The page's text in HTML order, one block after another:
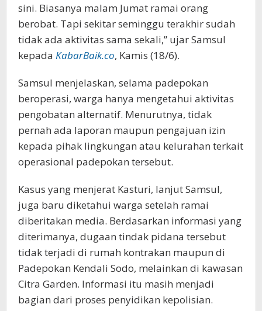
sini. Biasanya malam Jumat ramai orang
berobat. Tapi sekitar seminggu terakhir sudah
tidak ada aktivitas sama sekali,” ujar Samsul
kepada KabarBaik.co, Kamis (18/6).
Samsul menjelaskan, selama padepokan
beroperasi, warga hanya mengetahui aktivitas
pengobatan alternatif. Menurutnya, tidak
pernah ada laporan maupun pengajuan izin
kepada pihak lingkungan atau kelurahan terkait
operasional padepokan tersebut.
Kasus yang menjerat Kasturi, lanjut Samsul,
juga baru diketahui warga setelah ramai
diberitakan media. Berdasarkan informasi yang
diterimanya, dugaan tindak pidana tersebut
tidak terjadi di rumah kontrakan maupun di
Padepokan Kendali Sodo, melainkan di kawasan
Citra Garden. Informasi itu masih menjadi
bagian dari proses penyidikan kepolisian.